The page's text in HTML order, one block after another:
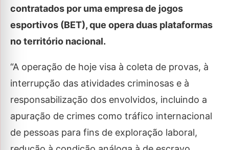
contratados por uma empresa de jogos
esportivos (BET), que opera duas plataformas
no território nacional.
“A operação de hoje visa à coleta de provas, à
interrupção das atividades criminosas e à
responsabilização dos envolvidos, incluindo a
apuração de crimes como tráfico internacional
de pessoas para fins de exploração laboral,